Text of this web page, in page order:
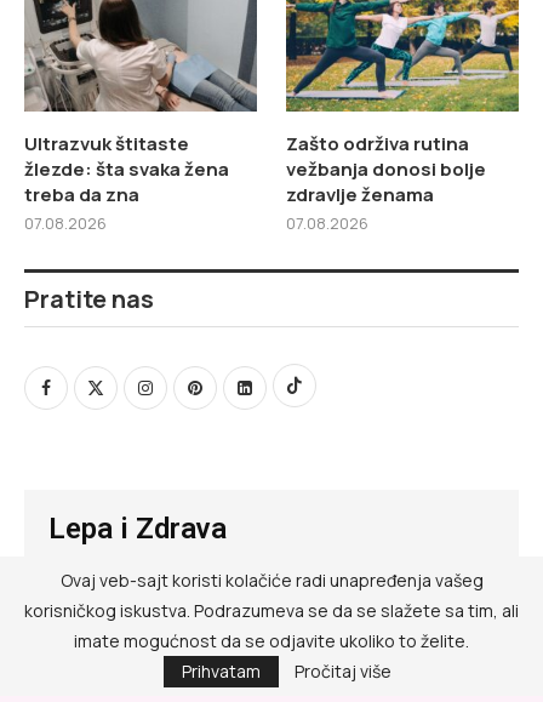
Ultrazvuk štitaste
žlezde: šta svaka žena
treba da zna
07.08.2026
Zašto održiva rutina
vežbanja donosi bolje
zdravlje ženama
07.08.2026
Pratite nas
Lepa i Zdrava
@ RED MEDIA GROUP 2026
Kontakt
Ovaj veb-sajt koristi kolačiće radi unapređenja vašeg
korisničkog iskustva. Podrazumeva se da se slažete sa tim, ali
imate mogućnost da se odjavite ukoliko to želite.
Prihvatam
Pročitaj više